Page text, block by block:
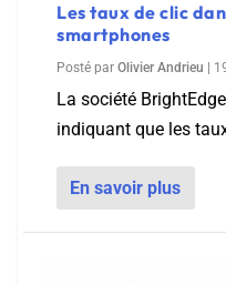
Les taux de clic
smartphones
Posté par Olivier Andrieu
La société
indiquant que les
En savoir plus